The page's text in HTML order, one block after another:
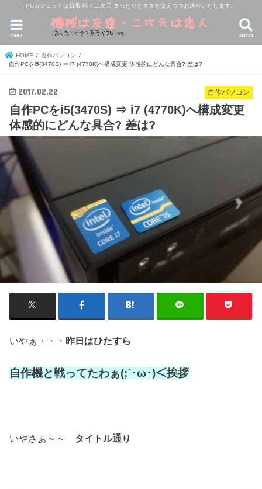
PCガジェットは日常 時々二次元 まったりとネタを交えつつお送りいたします。
search
menu
HOME
自作パソコン
自作PCをi5(3470S) ⇒ i7 (4770K)へ構成変更 体感的にどんな具合? 差は?
自作パソコン
2017.02.22
自作PCをi5(3470S) ⇒ i7 (4770K)へ構成変更
体感的にどんな具合? 差は?
いやぁ・・・ 昨日はひたすら
自作機と戦ってたわぁ(;´･ω･)＜挨拶
いやさぁ～～ タイトル通り